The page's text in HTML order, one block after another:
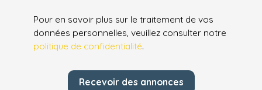
Pour en savoir plus sur le traitement de vos
données personnelles, veuillez consulter notre
politique de confidentialité.
Recevoir des annonces